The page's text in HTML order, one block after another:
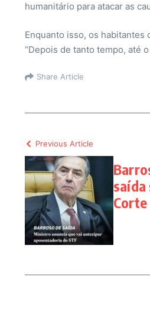
humanitário para atacar as
Enquanto isso, os habitantes
“Depois de tanto tempo, até
Share Article
Previous Article
Corte